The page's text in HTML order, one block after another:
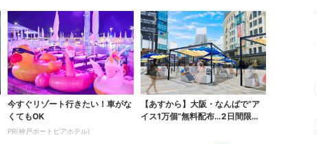
今すぐリゾート行きたい！車がな
くてもOK
PR(神戸ポートピアホテル)
【あすから】大阪・なんばで“ア
イス1万個”無料配布…2日間限定